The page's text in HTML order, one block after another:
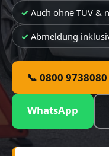
Auch ohne TÜV &
Abmeldung
📞 0800
WhatsApp